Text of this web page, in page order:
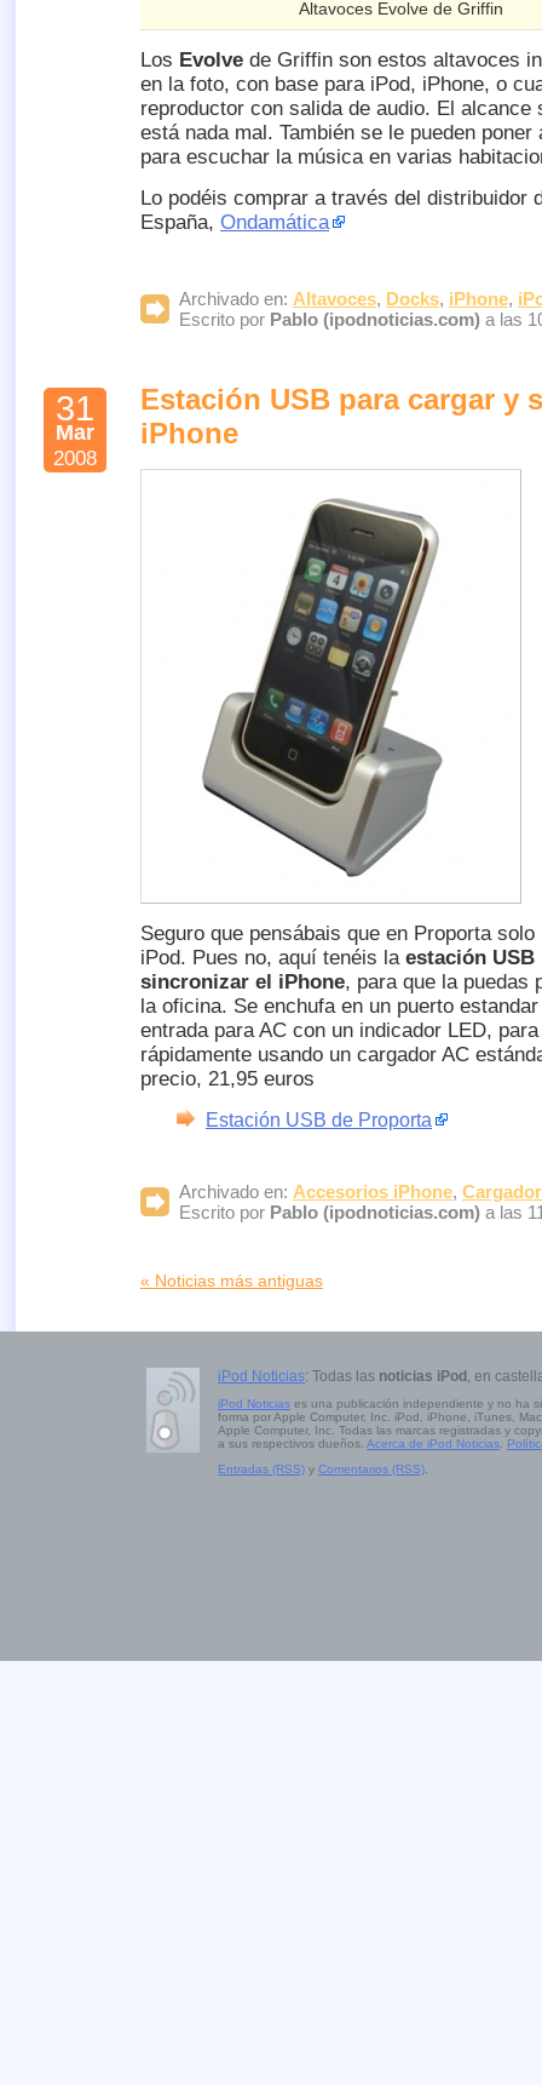
Altavoces Evolve de Griffin
Los Evolve de Griffin son estos altavoces
en la foto, con base para iPod, iPhone, o
reproductor con salida de audio. El alcance
está nada mal. También se le pueden
para escuchar la música en varias
Lo podéis comprar a través del distribuidor
España, Ondamática
Archivado en: Altavoces, Docks, iPhone,
Escrito por Pablo (ipodnoticias.com) a las
Estación USB para cargar y
iPhone
31
Mar
2008
Seguro que pensábais que en Proporta
iPod. Pues no, aquí tenéis la estación
sincronizar el iPhone, para que la puedas
la oficina. Se enchufa en un puerto
entrada para AC con un indicador LED,
rápidamente usando un cargador AC
precio, 21,95 euros
Estación USB de Proporta
Archivado en: Accesorios iPhone,
Escrito por Pablo (ipodnoticias.com) a las
« Noticias más antiguas
iPod Noticias: Todas las noticias iPod , en
iPod Noticias es una publicación independiente y no ha
forma por Apple Computer, Inc. iPod, iPhone, iTunes,
Apple Computer, Inc. Todas las marcas registradas y
a sus respectivos dueños. Acerca de iPod Noticias
Entradas (RSS) y Comentarios (RSS)